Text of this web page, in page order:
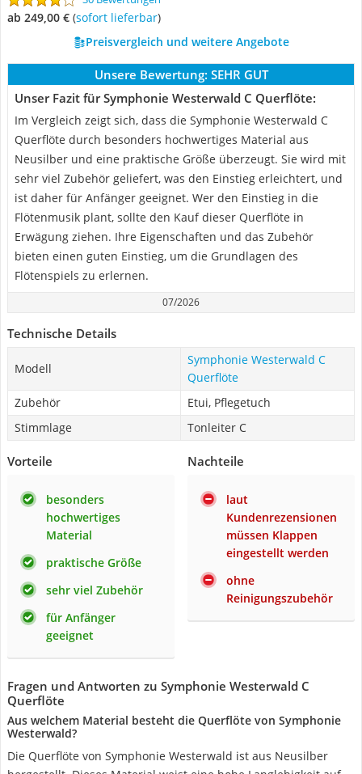
ab 249,00 € ( Sofort lieferbar)
Preisvergleich und weitere Angebote
Unsere Bewertung: SEHR GUT
Unser Fazit für Symphonie Westerwald C Querflöte:
Im Vergleich zeigt sich, dass die Symphonie Westerwald C
Querflöte durch besonders hochwertiges Material aus
Neusilber und eine praktische Größe überzeugt. Sie wird mit
sehr viel Zubehör geliefert, was den Einstieg erleichtert, und
ist daher für Anfänger geeignet. Wer den Einstieg in die
Flötenmusik plant, sollte den Kauf dieser Querflöte in
Erwägung ziehen. Ihre Eigenschaften und das Zubehör
bieten einen guten Einstieg, um die Grundlagen des
Flötenspiels zu erlernen.
07/2026
Technische Details
Modell
Symphonie Westerwald C
Querflöte
Zubehör
Etui, Pflegetuch
Stimmlage
Tonleiter C
Vorteile
besonders
hochwertiges
Material
praktische Größe
sehr viel Zubehör
für Anfänger
geeignet
Nachteile
laut
Kundenrezensionen
müssen Klappen
eingestellt werden
ohne
Reinigungszubehör
Fragen und Antworten zu Symphonie Westerwald C
Querflöte
Aus welchem Material besteht die Querflöte von Symphonie
Westerwald?
Die Querflöte von Symphonie Westerwald ist aus Neusilber